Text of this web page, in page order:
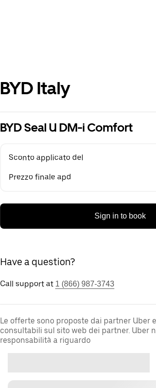
BYD Italy
BYD Seal U DM-i Comfort
Sconto applicato del
Prezzo finale apd
Sign in to book
Have a question?
Call support at 1 (866) 987-3743
Le offerte sono proposte dai partner Uber
consultabili sul sito web dei partner. Uber
responsabilità a riguardo